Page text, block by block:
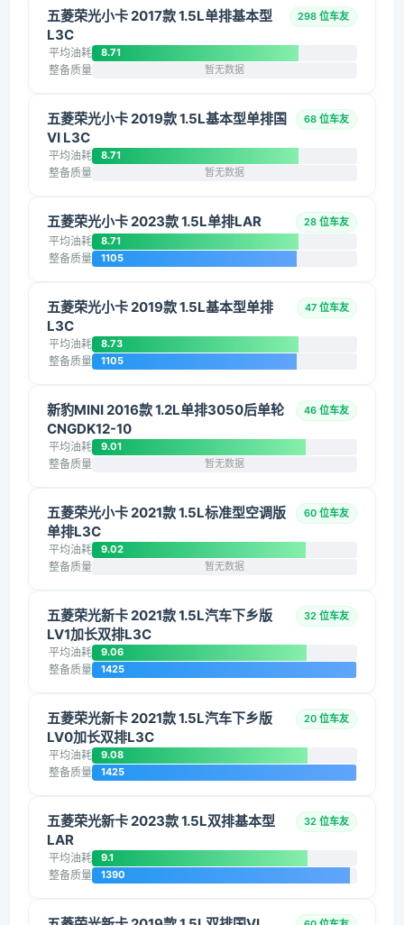
五菱荣光小卡 2017款 1.5L单排基本型
L3C
298 位车友
平均油耗 8.71
整备质量 暂无数据
五菱荣光小卡 2019款 1.5L基本型单排国
VI L3C
68 位车友
平均油耗 8.71
整备质量 暂无数据
五菱荣光小卡 2023款 1.5L单排LAR 28 位车友
平均油耗 8.71
整备质量 1105
五菱荣光小卡 2019款 1.5L基本型单排
L3C
47 位车友
平均油耗 8.73
整备质量 1105
新豹MINI 2016款 1.2L单排3050后单轮
CNGDK12-10
46 位车友
平均油耗 9.01
整备质量 暂无数据
五菱荣光小卡 2021款 1.5L标准型空调版
单排L3C
60 位车友
平均油耗 9.02
整备质量 暂无数据
五菱荣光新卡 2021款 1.5L汽车下乡版
LV1加长双排L3C
32 位车友
平均油耗 9.06
整备质量 1425
五菱荣光新卡 2021款 1.5L汽车下乡版
LV0加长双排L3C
20 位车友
平均油耗 9.08
整备质量 1425
五菱荣光新卡 2023款 1.5L双排基本型
LAR
32 位车友
平均油耗 9.1
整备质量 1390